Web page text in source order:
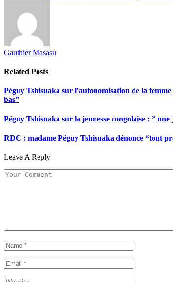
Gauthier Masasu
Related Posts
Péguy Tshisuaka sur l’autonomisation de la
bas”
Péguy Tshisuaka sur la jeunesse congolaise : ”
RDC : madame Péguy Tshisuaka dénonce “tout
Leave A Reply